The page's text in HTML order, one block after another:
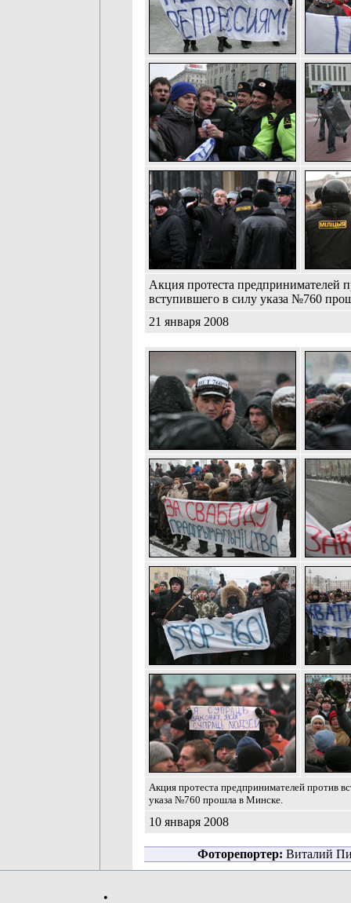
Акция протеста предпринимателей
вступившего в силу указа №760
21 января 2008
Акция протеста предпринимателей против
указа №760 прошла в Минске.
10 января 2008
Фоторепортер: Виталий
•